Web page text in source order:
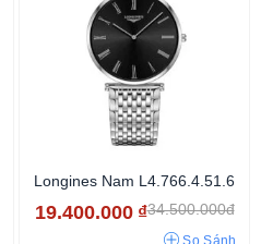
Longines Nam L4.766.4.51.6
19.400.000 ₫34.500.000đ